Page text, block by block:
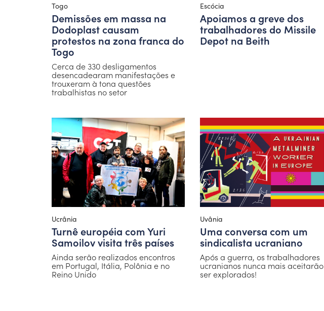
Togo
Demissões em massa na
Dodoplast causam
protestos na zona franca do
Togo
Cerca de 330 desligamentos
desencadearam manifestações e
trouxeram à tona questões
trabalhistas no setor
Escócia
Apoiamos a greve dos
trabalhadores do Missile
Depot na Beith
Ucrânia
Turnê européia com Yuri
Samoilov visita três países
Ainda serão realizados encontros
em Portugal, Itália, Polônia e no
Reino Unido
Uvânia
Uma conversa com um
sindicalista ucraniano
Após a guerra, os trabalhadores
ucranianos nunca mais aceitarão
ser explorados!